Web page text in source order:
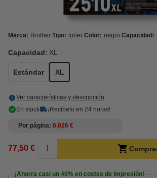
Marca: Brother Tipo: toner Color: negro Capacidad:
Capacidad: XL
Estándar XL
Ver características y descripción
En stock
¡Recíbelo en 24 horas!
Por página 0,026 €
77,50 €
¡Ahorra casi un 40% en costes de impresión!